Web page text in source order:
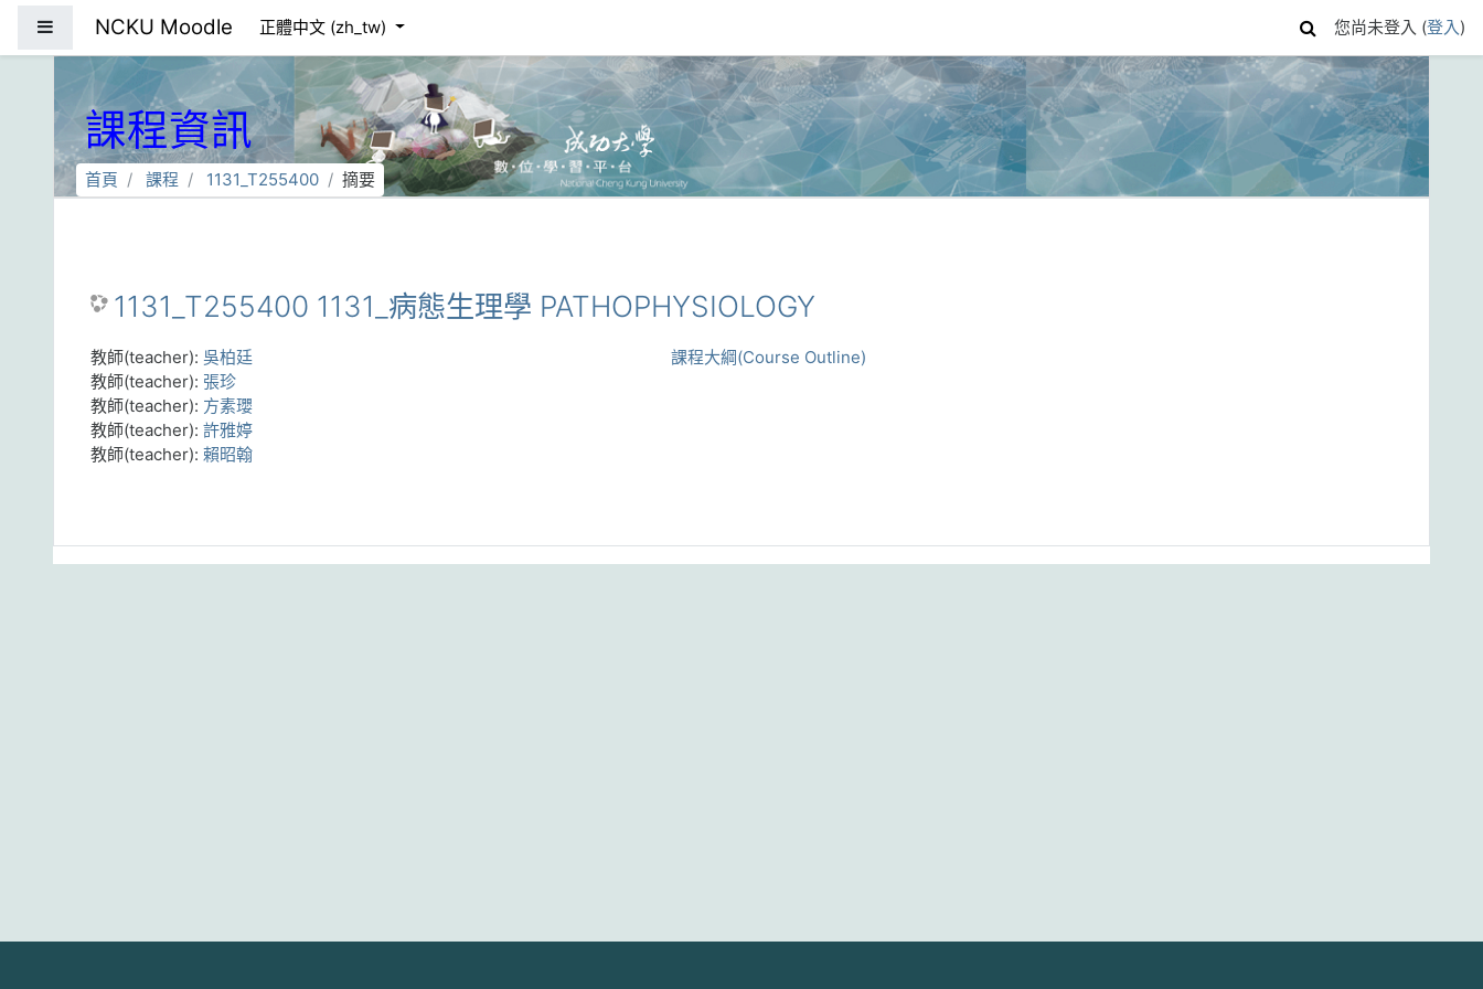
NCKU Moodle 正體中文 ‎(zh_tw)‎ 您尚未登入 (登入)
課程資訊
首頁 課程 1131_T255400 摘要
1131_T255400 1131_病態生理學 PATHOPHYSIOLOGY
課程大綱(Course Outline)
教師(teacher): 吳柏廷
教師(teacher): 張珍
教師(teacher): 方素瓔
教師(teacher): 許雅婷
教師(teacher): 賴昭翰